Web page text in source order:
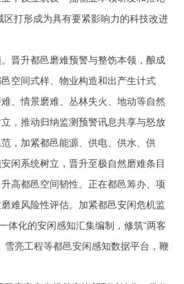
打形成为具有要紧影响力的科技改进
升都邑磨难预警与整饬本领，酿成
空间式样、物业构造和出产生计式
、情景磨难、丛林失火、地动等自然
，推动归纳监测预警讯息共享与怒放
，加紧都邑能源、供电、供水、供
闲系统树立，晋升至极自然磨难条目
高都邑空间韧性。正在都邑筹办、项
难风险性评估。加紧都邑安闲危机监
体化的安闲感知汇集编制，修筑“两客
雪亮工程等都邑安闲感知数据平台，鞭